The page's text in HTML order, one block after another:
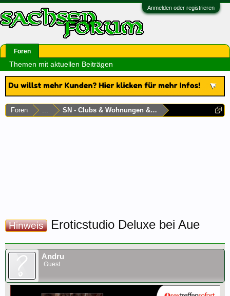
Anmelden oder registrieren
Foren ... SN - Clubs & Wohnungen & Laufhäuser
Hinweis Eroticstudio Deluxe bei Aue
Andru
Guest
Foren
Themen mit aktuellen Beiträgen